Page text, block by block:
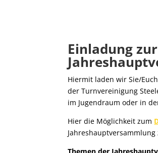
Einladung zur
Hiermit laden wir Sie/
der Turnvereinigung
im Jugendraum oder in
Hier die Möglichkeit zum
Themen der